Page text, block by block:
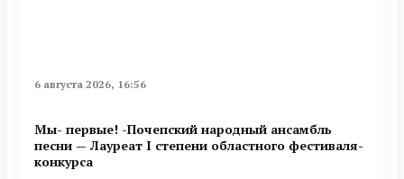
6 августа 2026, 16:56
Мы- первые! -Почепский народный ансамбль
песни — Лауреат I степени областного фестиваля-
конкурса